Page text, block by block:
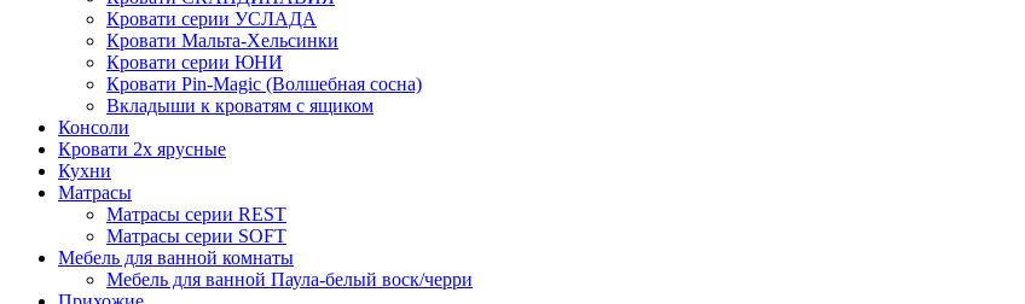
Кровати серии УСЛАДА
Кровати Мальта-Хельсинки
Кровати серии ЮНИ
Кровати Pin-Magic (Волшебная сосна)
Вкладыши к кроватям с ящиком
Консоли
Кровати 2х ярусные
Кухни
Матрасы
Матрасы серии REST
Матрасы серии SOFT
Мебель для ванной комнаты
Мебель для ванной Паула-белый воск/черри